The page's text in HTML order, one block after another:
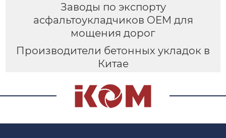
Заводы по экспорту
асфальтоукладчиков OEM для
мощения дорог
Производители бетонных укладок в
Китае